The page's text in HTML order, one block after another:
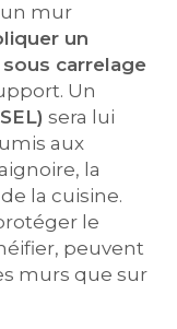
un mur
un
carrelage
Un
sera lui
aux
la
la cuisine.
le
peuvent
murs que sur